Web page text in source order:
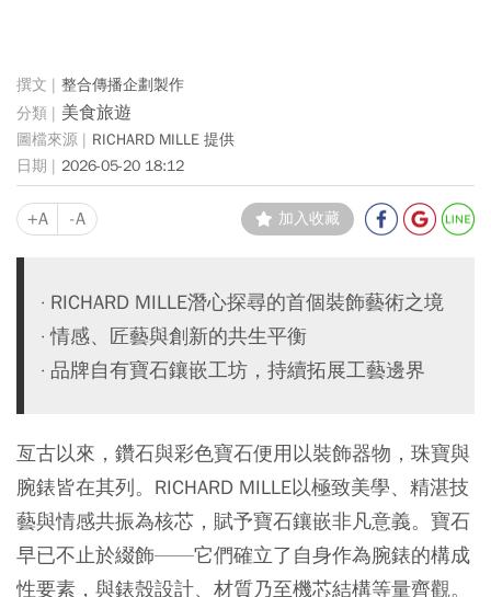
整合傳播企劃製作
美食旅遊
RICHARD MILLE 提供
2026-05-20 18:12
+A -A 加入收藏
· RICHARD MILLE潛心探尋的首個裝飾藝術之境
· 情感、匠藝與創新的共生平衡
· 品牌自有寶石鑲嵌工坊，持續拓展工藝邊界
亙古以來，鑽石與彩色寶石便用以裝飾器物，珠寶與
腕錶皆在其列。RICHARD MILLE以極致美學、精湛技
藝與情感共振為核芯，賦予寶石鑲嵌非凡意義。寶石
早已不止於綴飾——它們確立了自身作為腕錶的構成
性要素，與錶殼設計、材質乃至機芯結構等量齊觀。